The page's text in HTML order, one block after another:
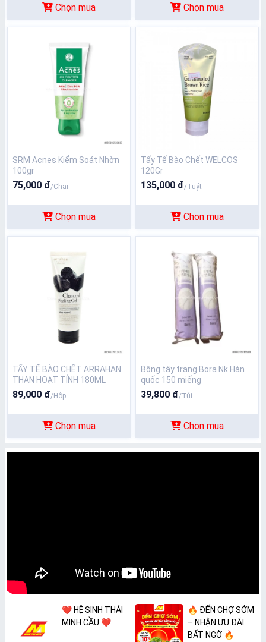
Chọn mua Chọn mua
SRM Acnes Kiểm Soát Nhờn
100gr
75,000 đ/Chai
Chọn mua
Tẩy Tế Bào Chết WELCOS
120Gr
135,000 đ/Tuýt
Chọn mua
TẨY TẾ BÀO CHẾT ARRAHAN
THAN HOẠT TÍNH 180ML
89,000 đ/Hộp
Chọn mua
Bông tây trang Bora Nk Hàn
quốc 150 miếng
39,800 đ/Túi
Chọn mua
❤️ HỆ SINH THÁI
MINH CẦU ❤️
🔥 ĐẾN CHỢ SỚM
– NHẬN ƯU ĐÃI
BẤT NGỜ 🔥